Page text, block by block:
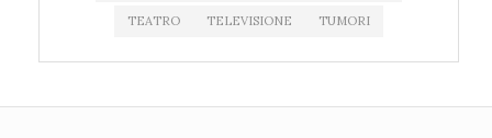
TEATRO TELEVISIONE TUMORI